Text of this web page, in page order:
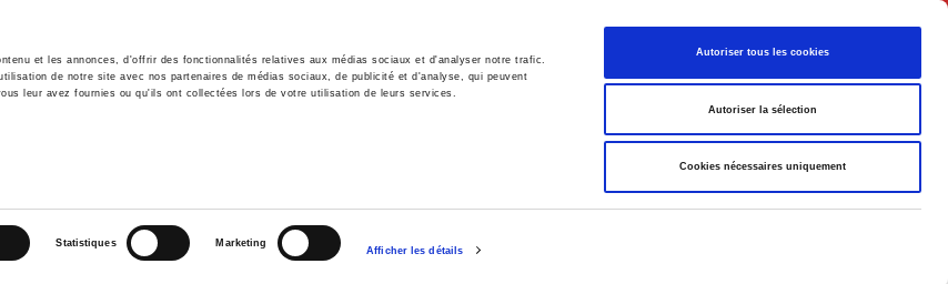
et les annonces, d'offrir des fonctionnalités relatives aux médias sociaux et d'analyser notre trafic.
de notre site avec nos partenaires de médias sociaux, de publicité et d'analyse, qui peuvent
leur avez fournies ou qu'ils ont collectées lors de votre utilisation de leurs services.
Statistiques Marketing
Afficher les détails
Autoriser tous les cookies
Autoriser la sélection
Cookies nécessaires uniquement
Français
Environnement Histoire International